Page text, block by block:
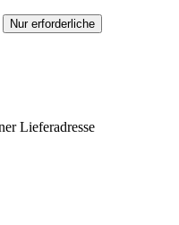
Nur erforderliche
Lieferadresse